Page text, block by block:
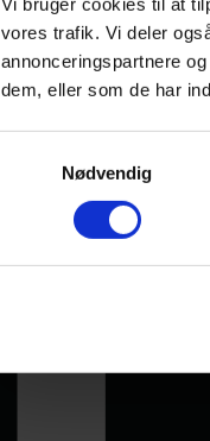
vores trafik. Vi deler
annonceringspartnere
dem, eller som de har
Nødvendig